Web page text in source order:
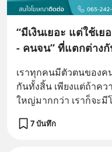
“มีเงินเยอะ แต่ใช้เ
- คนจน” ที่แตกต่าง
เราทุกคนมีตัวตนของ
กันทั้งสิ้น เพียงแต่ถ้าคว
ใหญ่มากกว่า เราก็จะมี
7 บันทึก